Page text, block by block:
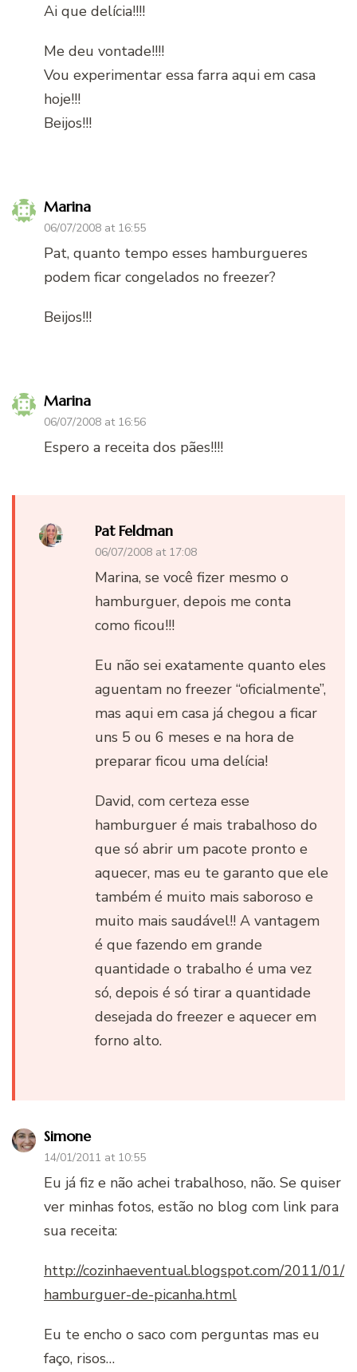
Ai que delícia!!!!
Me deu vontade!!!!
Vou experimentar essa farra aqui em casa
hoje!!!
Beijos!!!
Marina
06/07/2008 at 16:55
Pat, quanto tempo esses hamburgueres
podem ficar congelados no freezer?
Beijos!!!
Marina
06/07/2008 at 16:56
Espero a receita dos pães!!!!
Pat Feldman
06/07/2008 at 17:08
Marina, se você fizer mesmo o
hamburguer, depois me conta
como ficou!!!
Eu não sei exatamente quanto eles
aguentam no freezer “oficialmente”,
mas aqui em casa já chegou a ficar
uns 5 ou 6 meses e na hora de
preparar ficou uma delícia!
David, com certeza esse
hamburguer é mais trabalhoso do
que só abrir um pacote pronto e
aquecer, mas eu te garanto que ele
também é muito mais saboroso e
muito mais saudável!! A vantagem
é que fazendo em grande
quantidade o trabalho é uma vez
só, depois é só tirar a quantidade
desejada do freezer e aquecer em
forno alto.
Simone
14/01/2011 at 10:55
Eu já fiz e não achei trabalhoso, não. Se quiser
ver minhas fotos, estão no blog com link para
sua receita:
http://cozinhaeventual.blogspot.com/2011/01/
hamburguer-de-picanha.html
Eu te encho o saco com perguntas mas eu
faço, risos…